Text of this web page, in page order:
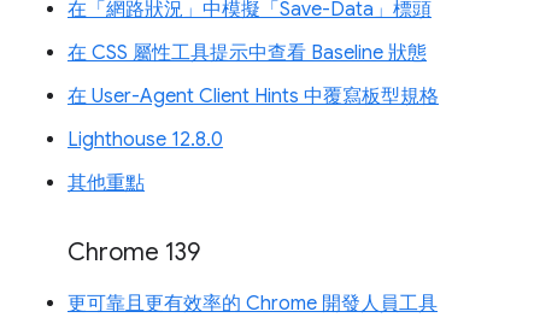
在「網路狀況」中模擬「Save-Data」標頭
在 CSS 屬性工具提示中查看 Baseline 狀態
在 User-Agent Client Hints 中覆寫板型規格
Lighthouse 12.8.0
其他重點
Chrome 139
更可靠且更有效率的 Chrome 開發人員工具